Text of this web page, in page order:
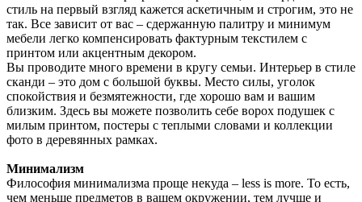
стиль на первый взгляд кажется аскетичным и строгим, это не
так. Все зависит от вас – сдержанную палитру и минимум
мебели легко компенсировать фактурным текстилем с
принтом или акцентным декором.
Вы проводите много времени в кругу семьи. Интерьер в стиле
сканди – это дом с большой буквы. Место силы, уголок
спокойствия и безмятежности, где хорошо вам и вашим
близким. Здесь вы можете позволить себе ворох подушек с
милым принтом, постеры с теплыми словами и коллекции
фото в деревянных рамках.
Минимализм
Философия минимализма проще некуда – less is more. То есть,
чем меньше предметов в вашем окружении, тем лучше и